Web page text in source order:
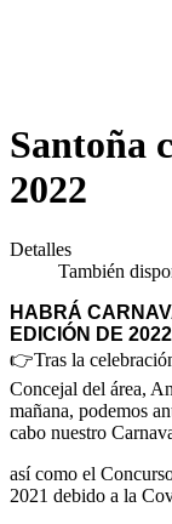
Santoña
2022
Detalles
También
HABRÁ
EDICIÓN DE
👉Tras la
Concejal del área,
mañana, podemos
cabo nuestro
así como el
2021 debido a la